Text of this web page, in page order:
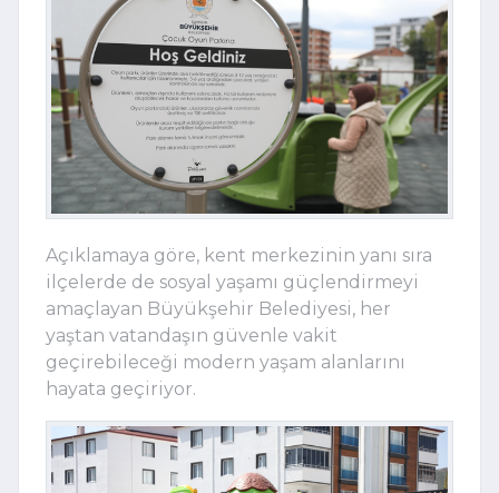
Açıklamaya göre, kent merkezinin yanı sıra
ilçelerde de sosyal yaşamı güçlendirmeyi
amaçlayan Büyükşehir Belediyesi, her
yaştan vatandaşın güvenle vakit
geçirebileceği modern yaşam alanlarını
hayata geçiriyor.